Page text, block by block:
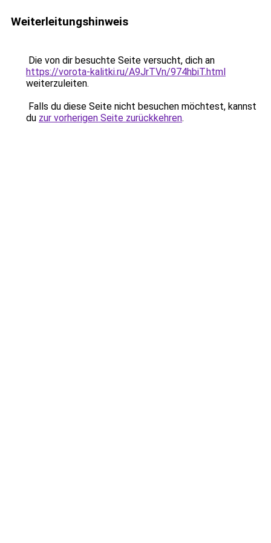
Weiterleitungshinweis
Die von dir besuchte Seite versucht, dich an
https://vorota-kalitki.ru/A9JrTVn/974hbiT.html
weiterzuleiten.
Falls du diese Seite nicht besuchen möchtest, kannst
du zur vorherigen Seite zurückkehren.